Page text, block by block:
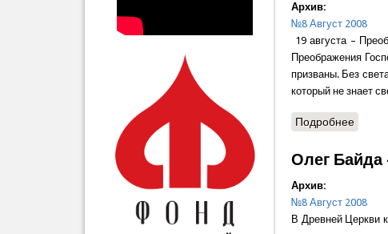
Архив:
№8 Август 2008
19 августа –
Преображения
призваны. Без
который не знает
Подробнее
Олег
Архив:
№8 Август 2008
В Древней Церкви